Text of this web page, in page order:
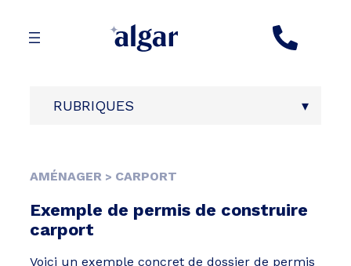
RUBRIQUES
AMÉNAGER > CARPORT
Exemple de permis de construire
carport
Voici un exemple concret de dossier de permis